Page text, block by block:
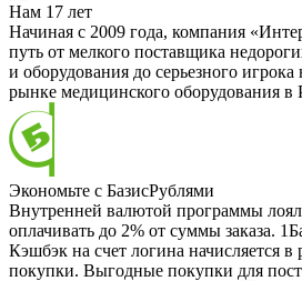
Нам 17 лет
Начиная с 2009 года, компания
путь от мелкого поставщика
и оборудования до серьезного
рынке медицинского оборудования в
Экономьте с БазисРублями
Внутренней валютой программы
оплачивать до 2% от суммы заказа.
Кэшбэк на счет логина начисляется в
покупки. Выгодные покупки для